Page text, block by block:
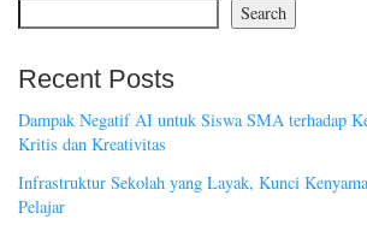
Search
Recent Posts
Dampak Negatif AI untuk Siswa SMA terhadap
Kritis dan Kreativitas
Infrastruktur Sekolah yang Layak, Kunci
Pelajar